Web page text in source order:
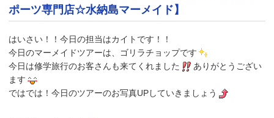
ポーツ専門店☆水納島マーメイド】
はいさい！！今日の担当はカイトです！！
今日のマーメイドツアーは、ゴリラチョップです
今日は修学旅行のお客さんも来てくれました
ありがとうござい
ます
ではでは！今日のツアーのお写真UPしていきましょう